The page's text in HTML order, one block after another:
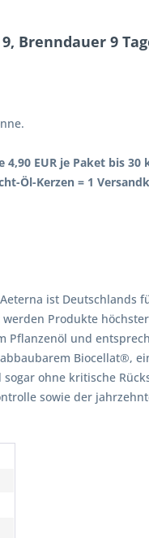
Brenndauer 9
EUR je Paket bis 30
Öl-Kerzen = 1
ist Deutschlands
Produkte
und
Biocellat®,
ohne kritische
sowie der